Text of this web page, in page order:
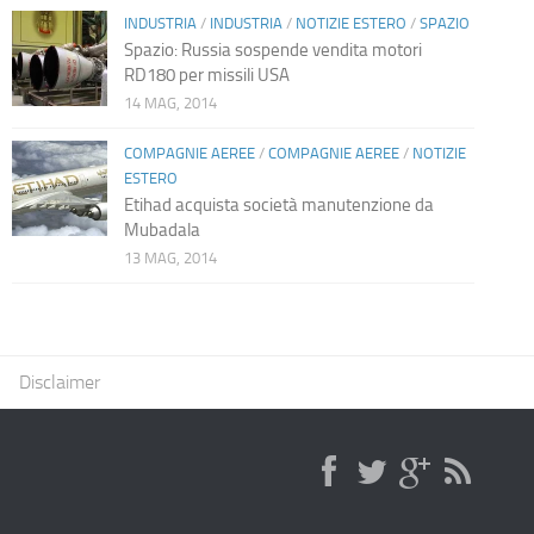
INDUSTRIA / INDUSTRIA / NOTIZIE ESTERO / SPAZIO
Spazio: Russia sospende vendita motori
RD180 per missili USA
14 MAG, 2014
COMPAGNIE AEREE/ COMPAGNIE AEREE/ NOTIZIE
ESTERO
Etihad acquista società manutenzione da
Mubadala
13 MAG, 2014
Disclaimer